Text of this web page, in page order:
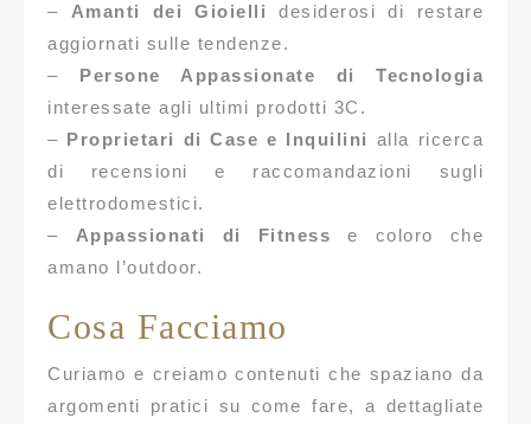
– Amanti dei Gioielli
desiderosi di restare
aggiornati sulle tendenze.
– Persone Appassionate di Tecnologia
interessate agli ultimi prodotti 3C.
– Proprietari di Case e Inquilini alla ricerca
di recensioni e raccomandazioni sugli
elettrodomestici.
– Appassionati di Fitness e coloro che
amano l’outdoor.
Cosa Facciamo
Curiamo e creiamo contenuti che spaziano da
argomenti pratici su come fare, a dettagliate